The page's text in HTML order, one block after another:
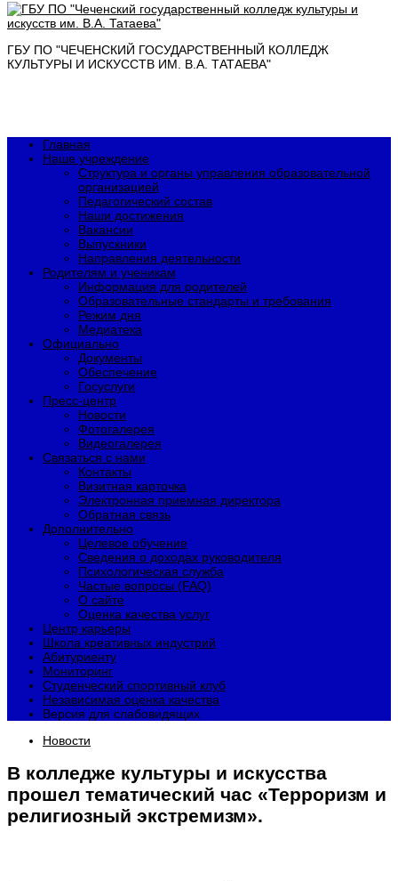
ГБУ ПО "ЧЕЧЕНСКИЙ ГОСУДАРСТВЕННЫЙ КОЛЛЕДЖ
КУЛЬТУРЫ И ИСКУССТВ ИМ. В.А. ТАТАЕВА"
Главная
Наше учреждение
Структура и органы управления образовательной
организацией
Педагогический состав
Наши достижения
Вакансии
Выпускники
Направления деятельности
Родителям и ученикам
Информация для родителей
Образовательные стандарты и требования
Режим дня
Медиатека
Официально
Документы
Обеспечение
Госуслуги
Пресс-центр
Новости
Фотогалерея
Видеогалерея
Связаться с нами
Контакты
Визитная карточка
Электронная приемная директора
Обратная связь
Дополнительно
Целевое обучение
Сведения о доходах руководителя
Психологическая служба
Частые вопросы (FAQ)
О сайте
Оценка качества услуг
Центр карьеры
Школа креативных индустрий
Абитуриенту
Мониторинг
Студенческий спортивный клуб
Независимая оценка качества
Версия для слабовидящих
Новости
В колледже культуры и искусства
прошел тематический час «Терроризм и
религиозный экстремизм».